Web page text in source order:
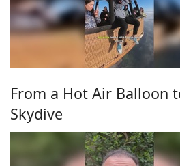
From a Hot Air Balloon
Skydive